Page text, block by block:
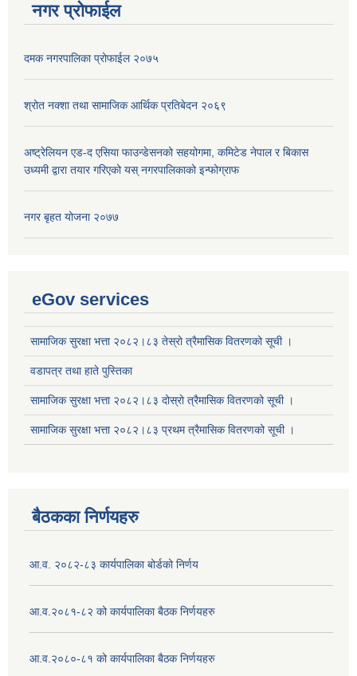
नगर प्रोफाईल
दमक नगरपालिका प्रोफाईल २०७५
श्रोत नक्शा तथा सामाजिक आर्थिक प्रतिबेदन २०६९
अष्ट्रेलियन एड-द एसिया फाउन्डेसनको सहयोगमा, कमिटेड नेपाल र बिकास
उध्यमी द्वारा तयार गरिएको यस् नगरपालिकाको इन्फोग्राफ
नगर बृहत योजना २०७७
eGov services
सामाजिक सुरक्षा भत्ता २०८२।८३ तेस्रो त्रैमासिक वितरणको सूची ।
वडापत्र तथा हाते पुस्तिका
सामाजिक सुरक्षा भत्ता २०८२।८३ दोस्रो त्रैमासिक वितरणको सूची ।
सामाजिक सुरक्षा भत्ता २०८२।८३ प्रथम त्रैमासिक वितरणको सूची ।
बैठकका निर्णयहरु
आ.व. २०८२-८३ कार्यपालिका बोर्डको निर्णय
आ.व.२०८१-८२ को कार्यपालिका बैठक निर्णयहरु
आ.व.२०८०-८१ को कार्यपालिका बैठक निर्णयहरु